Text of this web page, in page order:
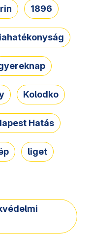
1896
Kolodko
Hatás
liget